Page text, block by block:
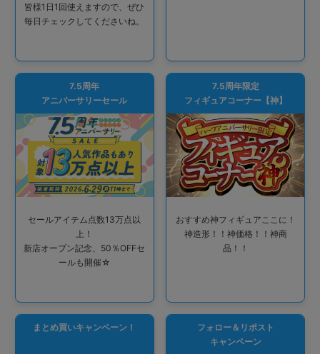
皆様1日1回使えますので、ぜひ
毎日チェックしてくださいね。
7.5周年
アニバーサリーセール
セールアイテム点数13万点以
上！
新店オープン記念、50％OFFセ
ールも開催☆
7.5周年限定
フィギュアコーナー【神】
おすすめ神フィギュアここに！
神造形！！神価格！！神商
品！！
まとめ買いキャンペーン！
フォロー＆リポスト
キャンペーン